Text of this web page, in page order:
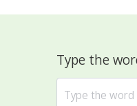
Type the